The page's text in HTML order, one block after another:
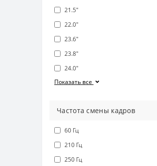
21.5"
22.0"
23.6"
23.8"
24.0"
Показать все
Частота смены кадров
60 Гц
210 Гц
250 Гц